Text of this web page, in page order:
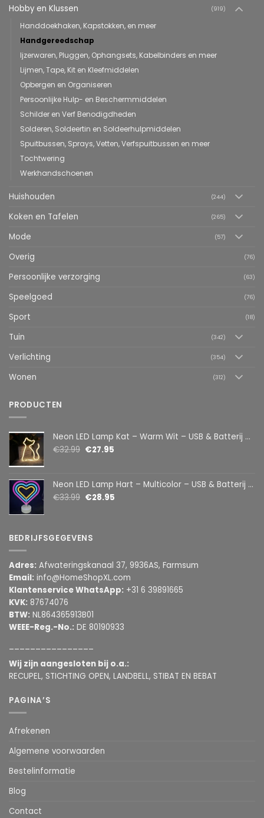
Hobby en Klussen (919)
Handdoekhaken, Kapstokken, en meer
Handgereedschap
Ijzerwaren, Pluggen, Ophangsets, Kabelbinders en meer
Lijmen, Tape, Kit en Kleefmiddelen
Opbergen en Organiseren
Persoonlijke Hulp- en Beschermmiddelen
Schilder en Verf Benodigdheden
Solderen, Soldeertin en Soldeerhulpmiddelen
Spuitbussen, Sprays, Vetten, Verfspuitbussen en meer
Tochtwering
Werkhandschoenen
Huishouden (244)
Koken en Tafelen (265)
Mode (57)
Overig (76)
Persoonlijke verzorging (63)
Speelgoed (76)
Sport (18)
Tuin (342)
Verlichting (354)
Wonen (312)
PRODUCTEN
Neon LED Lamp Kat – Warm Wit – USB & Batterij – Decoratieve Tafellamp voor Kinderkamer – 28,5 x 24,5 cm
€32.99 €27.95
Neon LED Lamp Hart – Multicolor – USB & Batterij – Hartvormige Sfeerlamp – Kinderkamer & Slaapkamer – 25,2 x 23 cm
€33.99 €28.95
BEDRIJFSGEGEVENS
Adres: Afwateringskanaal 37, 9936AS, Farmsum
Email: info@HomeShopXL.com
Klantenservice WhatsApp: +31 6 39891665
KVK: 87674076
BTW: NL864365913B01
WEEE-Reg.-No.: DE 80190933
Wij zijn aangesloten bij o.a.:
RECUPEL, STICHTING OPEN, LANDBELL, STIBAT EN BEBAT
PAGINA’S
Afrekenen
Algemene voorwaarden
Bestelinformatie
Blog
Contact